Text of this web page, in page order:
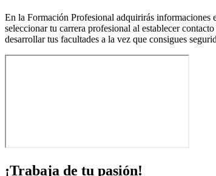
En la Formación Profesional adquirirás informaciones
seleccionar tu carrera profesional al establecer
desarrollar tus facultades a la vez que consigues
¡Trabaja de tu pasión!